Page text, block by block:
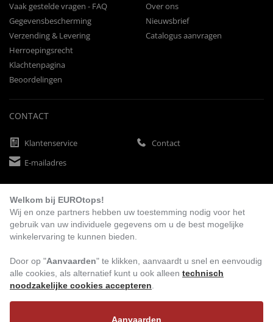
Vaak gestelde vragen - FAQ
Gegevensbescherming
Verzending & Levering
Herroepingsrecht
Klachtenpagina
Beoordelingen
Over ons
Nieuwsbrief
Catalogus aanvragen
CONTACT
Klantenservice
Contact
E-mailadres
BETAALMETHODEN
BEZOEK ONS
Welkom bij EUROtops!
Wij en onze partners hebben uw toestemming nodig voor het
gebruik van uw individuele gegevens om u de best mogelijke
winkelervaring te kunnen bieden.
Door op "Aanvaarden" te klikken, aanvaardt u snel en eenvoudig
alle cookies, als alternatief kunt u ook alleen technisch
noodzakelijke cookies accepteren
Aanvaarden